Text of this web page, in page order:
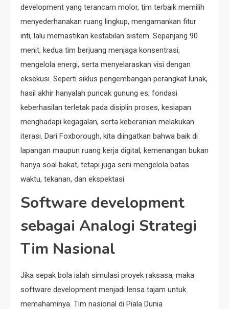
development yang terancam molor, tim terbaik memilih
menyederhanakan ruang lingkup, mengamankan fitur
inti, lalu memastikan kestabilan sistem. Sepanjang 90
menit, kedua tim berjuang menjaga konsentrasi,
mengelola energi, serta menyelaraskan visi dengan
eksekusi. Seperti siklus pengembangan perangkat lunak,
hasil akhir hanyalah puncak gunung es; fondasi
keberhasilan terletak pada disiplin proses, kesiapan
menghadapi kegagalan, serta keberanian melakukan
iterasi. Dari Foxborough, kita diingatkan bahwa baik di
lapangan maupun ruang kerja digital, kemenangan bukan
hanya soal bakat, tetapi juga seni mengelola batas
waktu, tekanan, dan ekspektasi.
Software development
sebagai Analogi Strategi
Tim Nasional
Jika sepak bola ialah simulasi proyek raksasa, maka
software development menjadi lensa tajam untuk
memahaminya. Tim nasional di Piala Dunia